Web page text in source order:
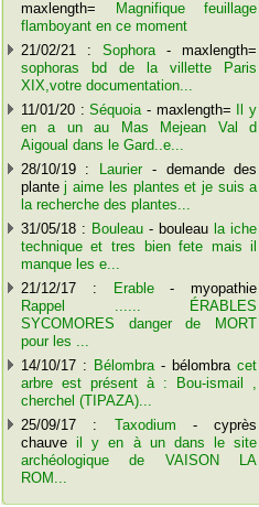
maxlength=
Magnifique feuillage
flamboyant en ce moment
21/02/21 : Sophora- maxlength=
sophoras bd de la villette Paris
XIX,votre documentation...
11/01/20 :Séquoia- maxlength=
Il y
en a un au Mas Mejean Val d
Aigoual dans le Gard..e...
28/10/19 :
Laurier- demande des
plantej aime les plantes et je suis a
la recherche des plantes...
31/05/18 : Bouleau- bouleau la iche
technique et tres bien fete mais il
manque les e...
21/12/17 :
Erable- myopathie
Rappel ...... ÉRABLES
SYCOMORES danger de MORT
pour les ...
14/10/17 : Bélombra- bélombracet
arbre est présent à : Bou-ismail ,
cherchel (TIPAZA)...
25/09/17 : Taxodium - cyprès
chauve il y en à un dans le site
archéologique de VAISON LA
ROM...